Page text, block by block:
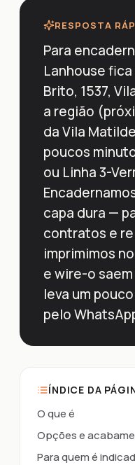
RESPOSTA
Para
Lanhouse
Brito, 1537,
a região
da Vila
poucos
ou Linha 3-
capa dura —
contratos e
imprimimos
e wire-o
leva um
pelo
ÍNDICE DA
O que é
Opções e
Para quem é